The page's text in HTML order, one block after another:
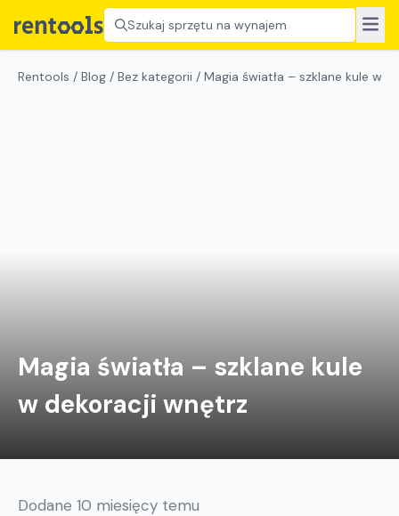
Szukaj sprzętu na wynajem
Rentools / Blog / Bez kategorii / Magia światła – szklane kule w
Magia światła – szklane kule
w dekoracji wnętrz
Dodane 10 miesięcy temu